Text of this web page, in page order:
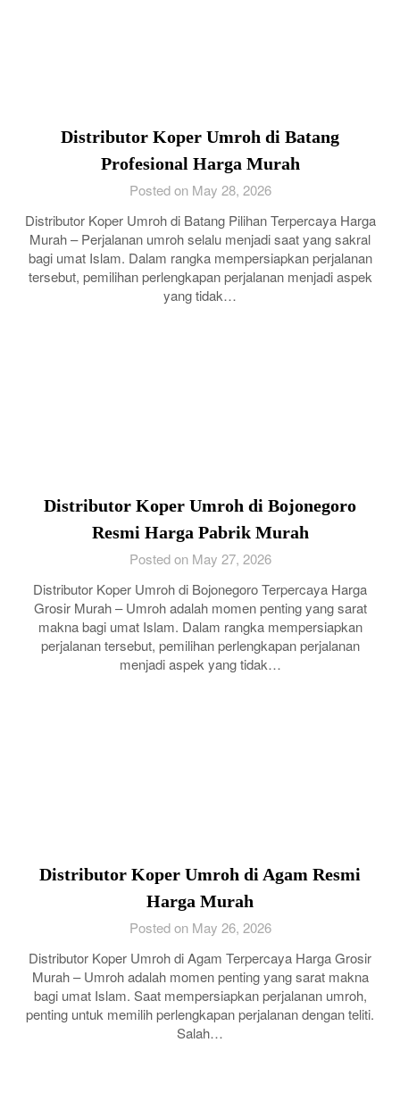
Distributor Koper Umroh di Batang
Profesional Harga Murah
Posted on May 28, 2026
Distributor Koper Umroh di Batang Pilihan Terpercaya Harga
Murah – Perjalanan umroh selalu menjadi saat yang sakral
bagi umat Islam. Dalam rangka mempersiapkan perjalanan
tersebut, pemilihan perlengkapan perjalanan menjadi aspek
yang tidak…
Distributor Koper Umroh di Bojonegoro
Resmi Harga Pabrik Murah
Posted on May 27, 2026
Distributor Koper Umroh di Bojonegoro Terpercaya Harga
Grosir Murah – Umroh adalah momen penting yang sarat
makna bagi umat Islam. Dalam rangka mempersiapkan
perjalanan tersebut, pemilihan perlengkapan perjalanan
menjadi aspek yang tidak…
Distributor Koper Umroh di Agam Resmi
Harga Murah
Posted on May 26, 2026
Distributor Koper Umroh di Agam Terpercaya Harga Grosir
Murah – Umroh adalah momen penting yang sarat makna
bagi umat Islam. Saat mempersiapkan perjalanan umroh,
penting untuk memilih perlengkapan perjalanan dengan teliti.
Salah…